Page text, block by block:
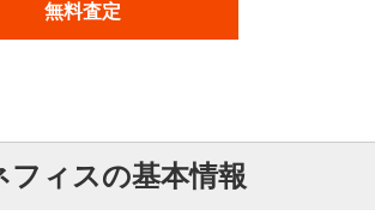
無料査定
ィスの基本情報